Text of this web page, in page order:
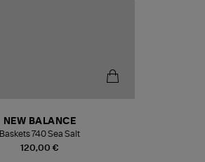
120,00 €
NEW BALANCE
Baskets 740 Sea Salt